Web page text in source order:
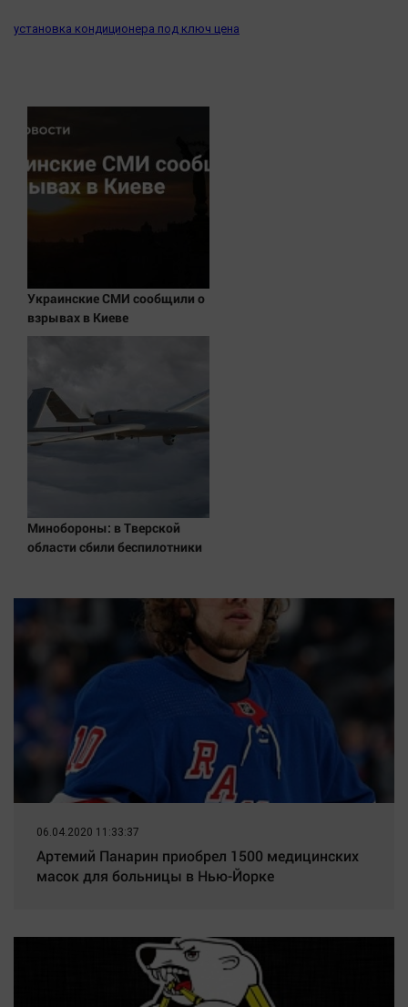
ЖКХ
Конкурс
Народная журналистика
Наука
Последняя инстанция
Точка на карте
установка кондиционера под ключ цена
Украинские СМИ сообщили о
взрывах в Киеве
Минобороны: в Тверской
области сбили беспилотники
06.04.2020 11:33:37
Артемий Панарин приобрел 1500 медицинских
масок для больницы в Нью-Йорке